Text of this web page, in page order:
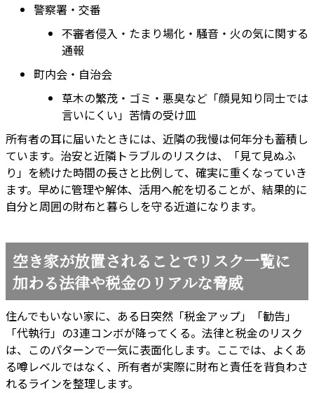
警察署・交番
不審者侵入・たまり場化・騒音・火の気に関する
通報
町内会・自治会
草木の繁茂・ゴミ・悪臭など「顔見知り同士では
言いにくい」苦情の受け皿
所有者の耳に届いたときには、近隣の我慢は何年分も蓄積し
ています。治安と近隣トラブルのリスクは、「見て見ぬふ
り」を続けた時間の長さと比例して、確実に重くなっていき
ます。早めに管理や解体、活用へ舵を切ることが、結果的に
自分と周囲の財布と暮らしを守る近道になります。
空き家が放置されることでリスク一覧に
加わる法律や税金のリアルな脅威
住んでもいない家に、ある日突然「税金アップ」「勧告」
「代執行」の3連コンボが降ってくる。法律と税金のリスク
は、このパターンで一気に表面化します。ここでは、よくあ
る噂レベルではなく、所有者が実際に財布と責任を背負わさ
れるラインを整理します。